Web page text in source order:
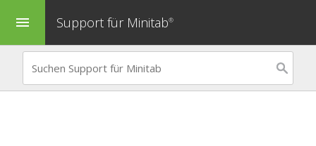
menu Support für Minitab®